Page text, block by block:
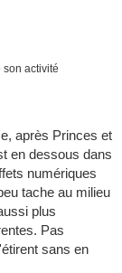
son activité
après Princes et
en dessous dans
numériques
tache au milieu
plus
Pas
sans en